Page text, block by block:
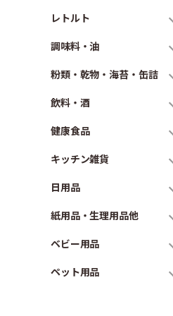
レトルト
調味料・油
粉類・乾物・海苔・缶詰
飲料・酒
健康食品
キッチン雑貨
日用品
紙用品・生理用品他
ベビー用品
ペット用品